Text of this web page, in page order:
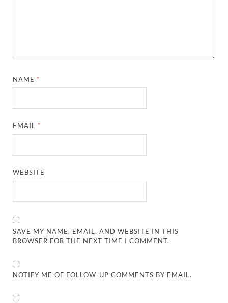
NAME *
EMAIL *
WEBSITE
SAVE MY NAME, EMAIL, AND WEBSITE IN THIS
BROWSER FOR THE NEXT TIME I COMMENT.
NOTIFY ME OF FOLLOW-UP COMMENTS BY EMAIL.